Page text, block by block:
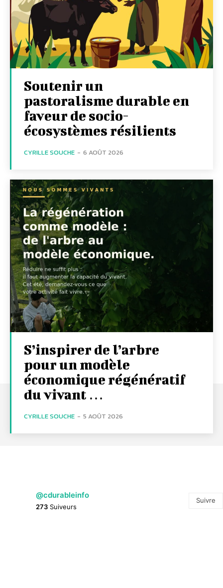
Soutenir un
pastoralisme durable en
faveur de socio-
écosystèmes résilients
CYRILLE SOUCHE - 6 AOÛT 2026
S’inspirer de l’arbre
pour un modèle
économique régénératif
du vivant …
CYRILLE SOUCHE - 5 AOÛT 2026
@cdurableinfo
273 Suiveurs
Suivre